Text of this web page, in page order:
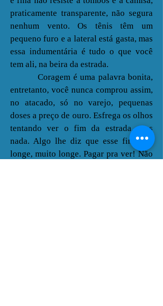
praticamente transparente, não segura
nenhum vento. Os tênis têm um
pequeno furo e a lateral está gasta, mas
essa indumentária é tudo o que você
tem ali, na beira da estrada.
Coragem é uma palavra bonita,
entretanto, você nunca comprou assim,
no atacado, só no varejo, pequenas
doses a preço de ouro. Esfrega os olhos
tentando ver o fim da estrada, mas
nada. Algo lhe diz que esse fim está
longe, muito longe. Pagar pra ver! Não